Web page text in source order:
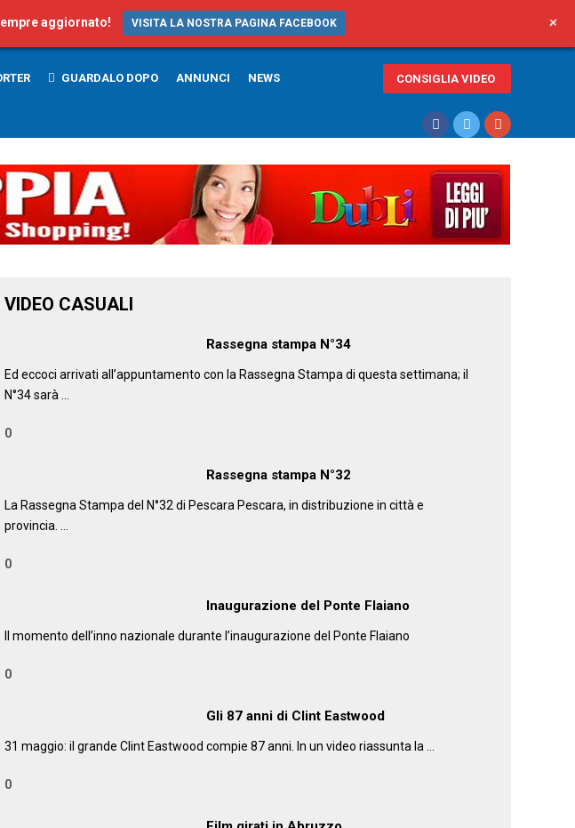
GUARDALO DOPO ANNUNCI NEWS CONSIGLIA VIDEO
VIDEO CASUALI
Rassegna stampa N°34
Ed eccoci arrivati all’appuntamento con la Rassegna Stampa di questa settimana; il
N°34 sarà …
0
Rassegna stampa N°32
La Rassegna Stampa del N°32 di Pescara Pescara, in distribuzione in città e
provincia. …
0
Inaugurazione del Ponte Flaiano
Il momento dell’inno nazionale durante l’inaugurazione del Ponte Flaiano
0
Gli 87 anni di Clint Eastwood
31 maggio: il grande Clint Eastwood compie 87 anni. In un video riassunta la …
0
aggiornato! VISITA LA NOSTRA PAGINA FACEBOOK +